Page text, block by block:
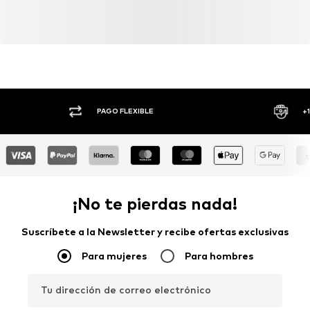
PAGO FLEXIBLE
¡No te pierdas nada!
Suscríbete a la Newsletter y recibe ofertas exclusivas
Para mujeres Para hombres
Tu dirección de correo electrónico